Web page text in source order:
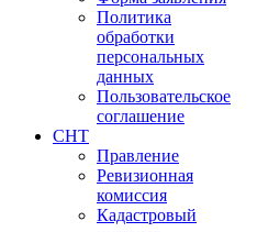
Политика
обработки
персональных
данных
Пользовательское
соглашение
СНТ
Правление
Ревизионная
комиссия
Кадастровый